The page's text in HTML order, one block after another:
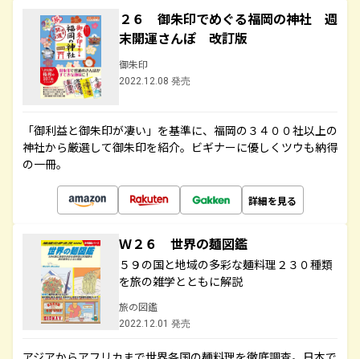
２６ 御朱印でめぐる福岡の神社 週
末開運さんぽ 改訂版
御朱印
2022.12.08 発売
「御利益と御朱印が凄い」を基準に、福岡の３４００社以上の
神社から厳選して御朱印を紹介。ビギナーに優しくツウも納得
の一冊。
詳細を見る
Ｗ２６ 世界の麺図鑑
５９の国と地域の多彩な麺料理２３０種類
を旅の雑学とともに解説
旅の図鑑
2022.12.01 発売